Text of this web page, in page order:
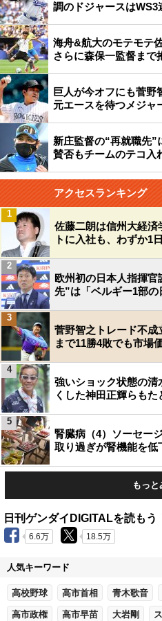
調のドジャースは
海舟&航大のモテモテ
さらに森保一監督まで
巨人が今オフにも菅
元エースを待つメジャ
新庄監督の“再就職先”
賛否もチームのテコ入
アクセスランキング
佐藤二朗は信州大経
トに入社も、わずか1
1
欧州初の日本人指揮
先”は「ベルギー1部
2
菅野智之トレード不
まで11勝4敗でも市場
3
強いショック状態の
くした神田正輝らも
4
腎臓病（4）ソーセー
取り過ぎが腎機能を低
5
もっと
日刊ゲンダイDIGITALを読もう
6.6万 18.5万
人気キーワード
高校野球 高市首相 青木歌音
高市政権 高市早苗 大岩剛